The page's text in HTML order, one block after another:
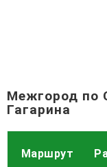
Межгород по
Гагарина
Маршрут